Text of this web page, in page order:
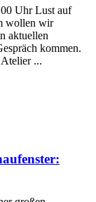
Uhr Lust auf
wollen wir
aktuellen
kommen.
...